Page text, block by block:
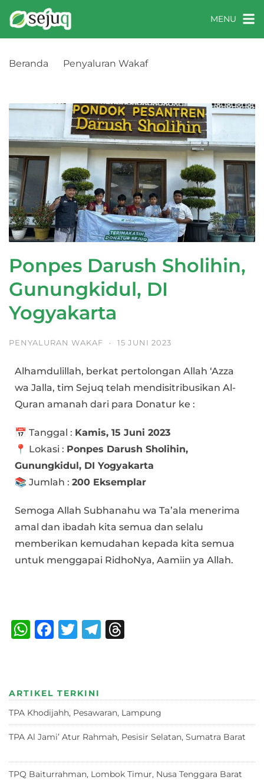
MENU
Beranda
Penyaluran Wakaf
Ponpes Darush Sholihin,
Gunungkidul, DI
Yogyakarta
PENYALURAN WAKAF · 15 JUNI 2023
Alhamdulillah, berkat pertolongan Allah ‘Azza
wa Jalla, tim Sejuq telah mendisitribusikan Al-
Quran amanah dari para Donatur ke :
📅 Tanggal : Kamis, 15 Juni 2023
📍 Lokasi : Ponpes Darush Sholihin,
Gunungkidul, DI Yogyakarta
📚 Jumlah : 200 Eksemplar
Semoga Allah Subhanahu wa Ta’ala menerima
amal dan ibadah kita semua dan selalu
memberikan kemudahan kepada kita semua
untuk menggapai RidhoNya, Aamiin ya Allah.
W
s
A
p
p
F
e
b
o
o
k
T
te
r
T
ra
m
d
s
ARTIKEL TERKINI
TPA Khodijahh, Pesawaran, Lampung
TPA Al Jami’ Atur Rahmah, Pesisir Selatan, Sumatra Barat
TPQ Baiturrahman, Lombok Timur, Nusa Tenggara Barat